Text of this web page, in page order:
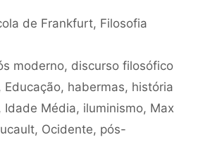
de Frankfurt, Filosofia
moderno, discurso filosófico
, Educação, habermas, história
, Idade Média, iluminismo, Max
, Ocidente, pós-